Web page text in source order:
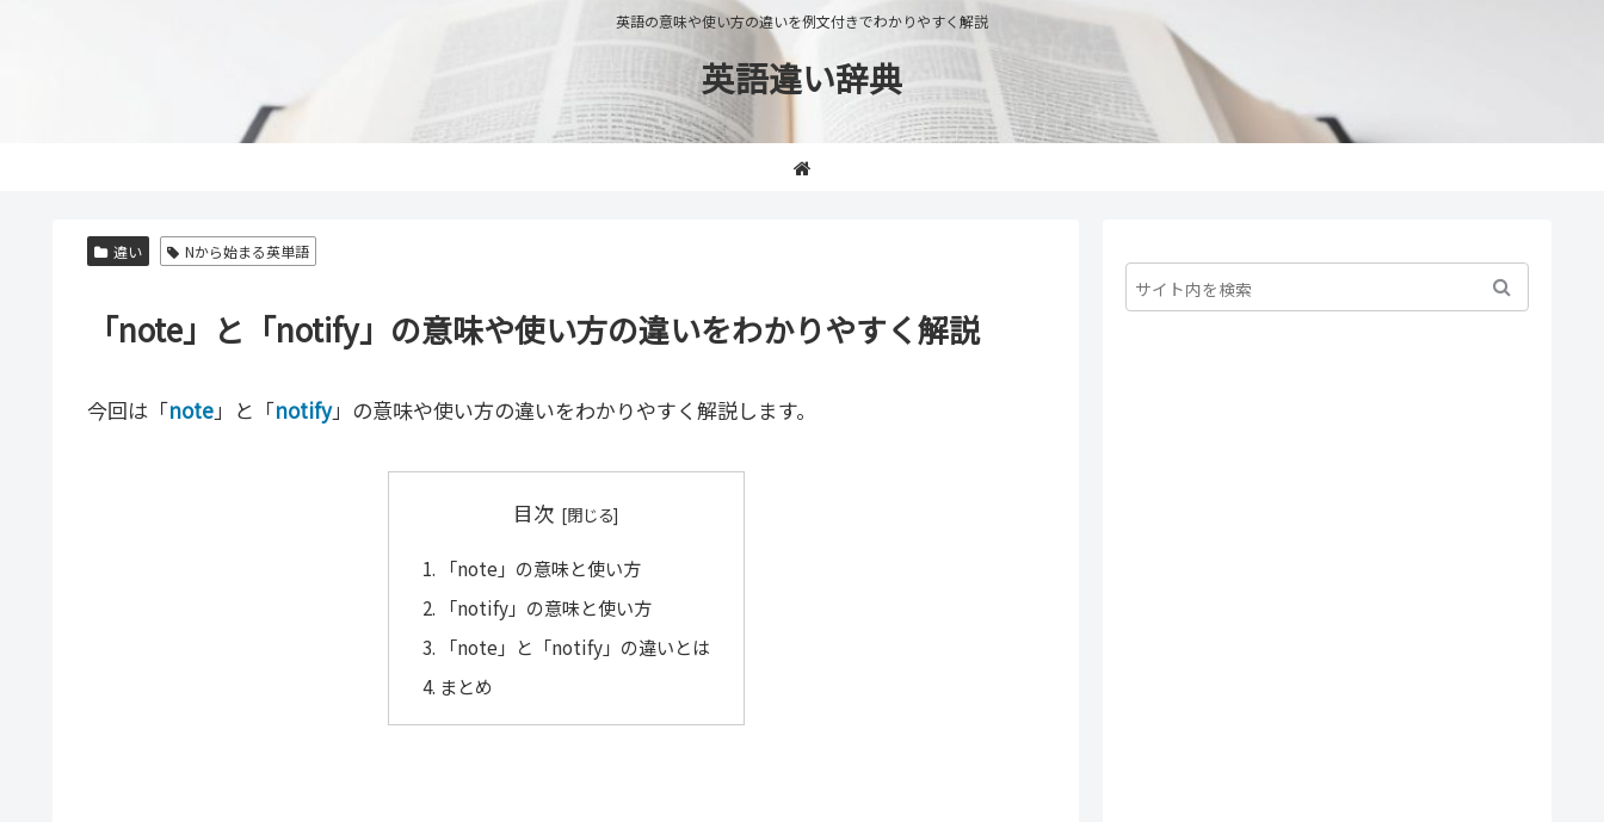
英語の意味や使い方の違いを例文付きでわかりやすく解説
英語違い辞典
違い Nから始まる英単語
「note」と「notify」の意味や使い方の違いをわかりやすく解説
今回は「note」と「notify」の意味や使い方の違いをわかりやすく解説します。
目次
「note」の意味と使い方
「notify」の意味と使い方
「note」と「notify」の違いとは
まとめ